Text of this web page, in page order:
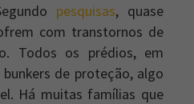
pesquisas, quase
com transtornos de
Todos os prédios, em
de proteção, algo
Há muitas famílias que